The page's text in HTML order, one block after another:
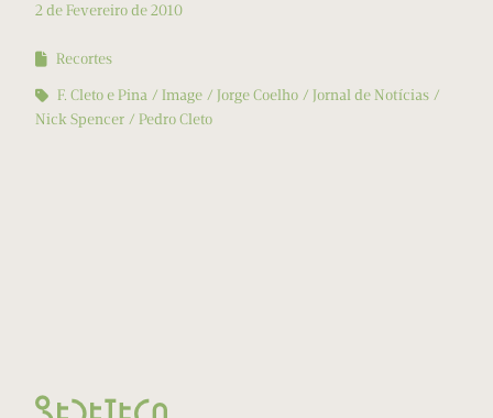
2 de Fevereiro de 2010
Recortes
F. Cleto e Pina
Image Jorge Coelho
Jornal de Notícias
Nick Spencer
Pedro Cleto